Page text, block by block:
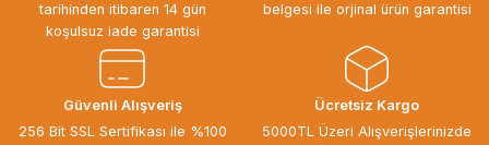
tarihinden itibaren 14 gün
koşulsuz iade garantisi
belgesi ile orjinal ürün garantisi
Güvenli Alışveriş
256 Bit SSL Sertifikası ile %100
Ücretsiz Kargo
5000TL Üzeri Alışverişlerinizde